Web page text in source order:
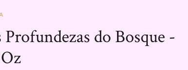
do Bosque -